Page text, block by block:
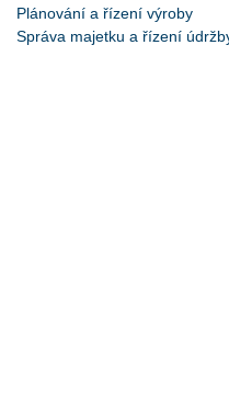
Plánování a řízení výroby
Správa majetku a řízení